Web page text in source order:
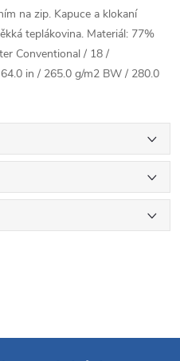
na zip. Kapuce a klokaní
teplákovina. Materiál: 77%
Conventional / 18 /
in / 265.0 g/m2 BW / 280.0